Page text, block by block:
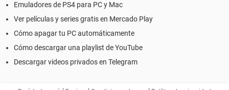
Emuladores de PS4 para PC y Mac
Ver películas y series gratis en Mercado Play
Cómo apagar tu PC automáticamente
Cómo descargar una playlist de YouTube
Descargar videos privados en Telegram